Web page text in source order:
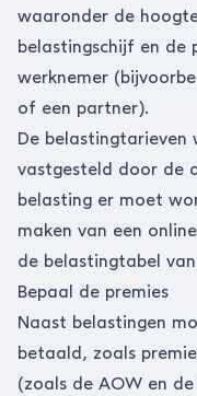
waaronder de
belastingschijf en de
werknemer
of een partner).
De belastingtarieven
vastgesteld door de
belasting er moet
maken van een
de belastingtabel
Bepaal de premies
Naast belastingen
betaald, zoals
(zoals de AOW en